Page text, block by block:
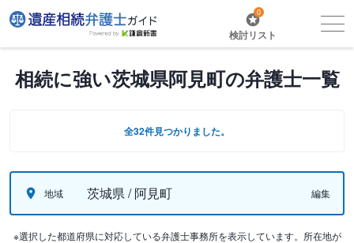
0
検討リスト
相続に強い茨城県阿見町の弁護士一覧
全32件見つかりました。
地域 茨城県 / 阿見町 編集
※選択した都道府県に対応している弁護士事務所を表示しています。所在地が